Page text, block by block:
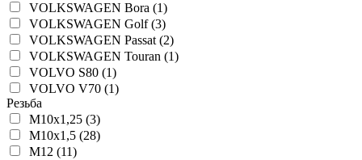
VOLKSWAGEN Bora (1)
VOLKSWAGEN Golf (3)
VOLKSWAGEN Passat (2)
VOLKSWAGEN Touran (1)
VOLVO S80 (1)
VOLVO V70 (1)
Резьба
M10x1,25 (3)
M10x1,5 (28)
M12 (11)